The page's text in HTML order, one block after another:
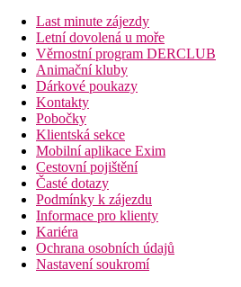
Last minute zájezdy
Letní dovolená u moře
Věrnostní program DERCLUB
Animační kluby
Dárkové poukazy
Kontakty
Pobočky
Klientská sekce
Mobilní aplikace Exim
Cestovní pojištění
Časté dotazy
Podmínky k zájezdu
Informace pro klienty
Kariéra
Ochrana osobních údajů
Nastavení soukromí